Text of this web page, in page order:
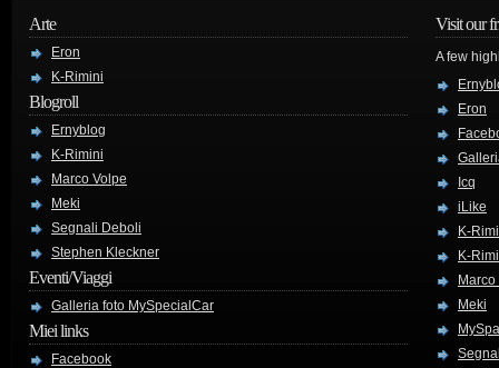
Arte
Eron
K-Rimini
Blogroll
Ernyblog
K-Rimini
Marco Volpe
Meki
Segnali Deboli
Stephen Kleckner
Eventi/Viaggi
Galleria foto MySpecialCar
Miei links
Facebook
Visit our
A few
Eron
Icq
iLike
K-
K-
Meki